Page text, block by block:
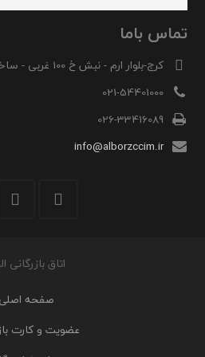
تماس باما
کرج-بلوار ارم - نبش خ 100 غربی - ساختمان آناهیتا
021-54401000
026-33416089
info@alborzccim.ir
اتاق بازرگانی
صفحه اصلی
عضویت و کارت